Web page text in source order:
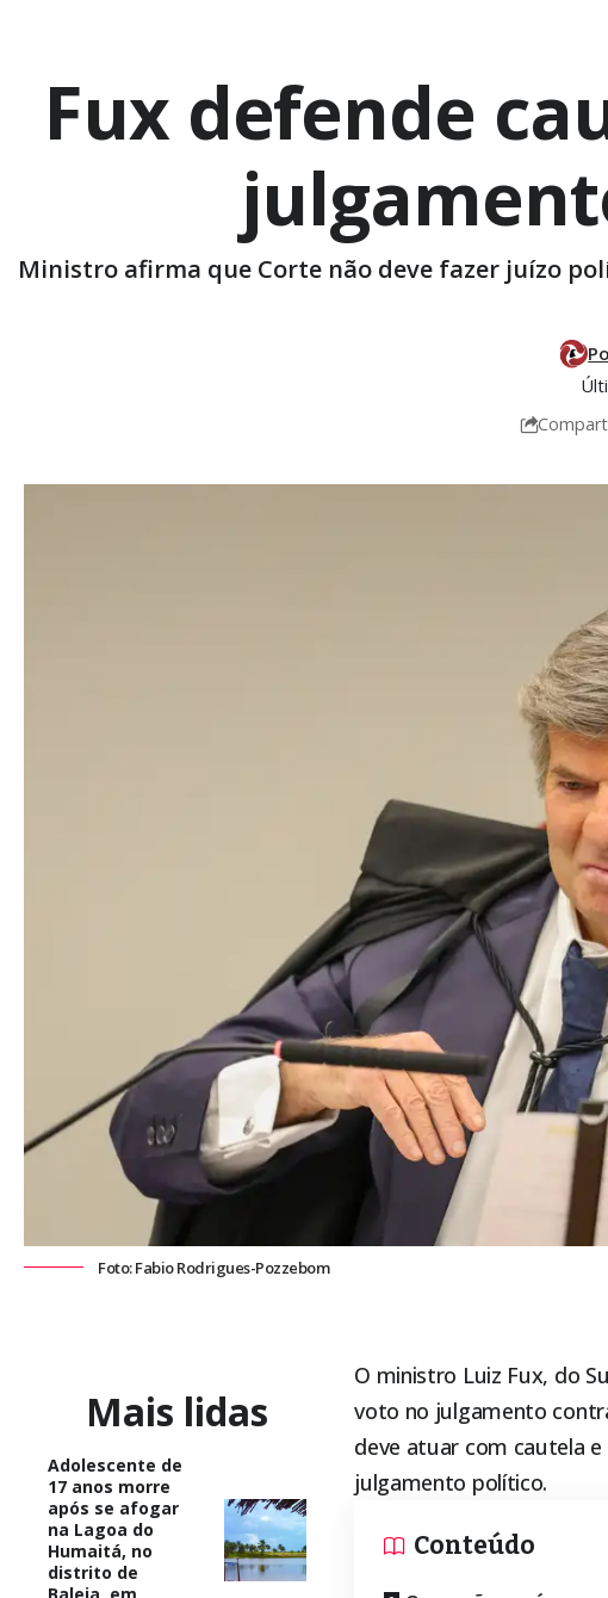
Fux defende
Ministro afirma que Corte não deve fazer juízo
Foto: Fabio Rodrigues-Pozzebom
Mais lidas
Adolescente de
17 anos morre
após se afogar
na Lagoa do
Humaitá, no
distrito de
Baleia, em
O ministro Luiz Fux, do
voto no julgamento
deve atuar com cautela
julgamento político.
Conteúdo